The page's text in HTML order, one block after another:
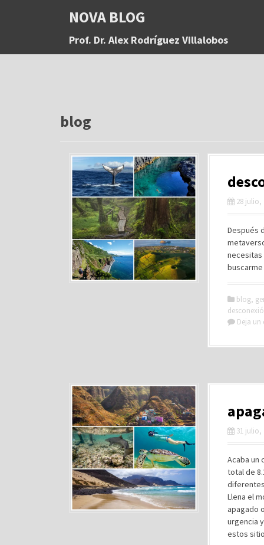
a
NOVA BLOG
Prof. Dr. Alex Rodríguez Villalobos
blog
28 julio,
Después
blog,
Deja
31 julio,
Acaba un
total de
Llena el
apagado
urgencia
estos